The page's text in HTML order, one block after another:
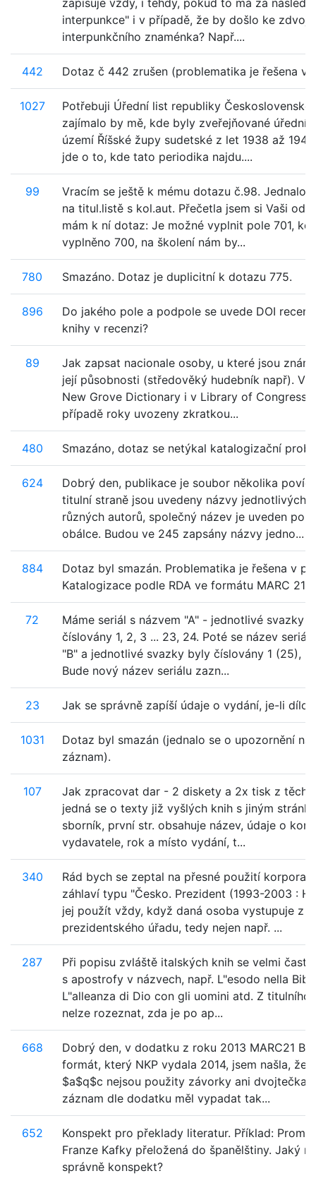
zapisuje vždy, i tehdy, pokud to má za
interpunkce" i v případě, že by došlo ke
interpunkčního znaménka? Např....
442 Dotaz č 442 zrušen (problematika je řešena v
1027
Potřebuji Úřední list republiky Československé
zajímalo by mě, kde byly zveřejňované úřední
území Říšské župy sudetské z let 1938 až
jde o to, kde tato periodika najdu....
99
Vracím se ještě k mému dotazu č.98. Jednalo
na titul.listě s kol.aut. Přečetla jsem si Vaši
mám k ní dotaz: Je možné vyplnit pole 701,
vyplněno 700, na školení nám by...
780 Smazáno. Dotaz je duplicitní k dotazu 775.
896
Do jakého pole a podpole se uvede DOI
knihy v recenzi?
89
Jak zapsat nacionale osoby, u které jsou
její působnosti (středověký hudebník např). V
New Grove Dictionary i v Library of Congress
případě roky uvozeny zkratkou...
480 Smazáno, dotaz se netýkal katalogizační
624
Dobrý den, publikace je soubor několika
titulní straně jsou uvedeny názvy jednotlivých
různých autorů, společný název je uveden
obálce. Budou ve 245 zapsány názvy jedno...
884
Dotaz byl smazán. Problematika je řešena v
Katalogizace podle RDA ve formátu MARC 21.
72
Máme seriál s názvem "A" - jednotlivé svazky
číslovány 1, 2, 3 ... 23, 24. Poté se název
"B" a jednotlivé svazky byly číslovány 1 (25), 2
Bude nový název seriálu zazn...
23 Jak se správně zapíší údaje o vydání, je-li dílo
1031
Dotaz byl smazán (jednalo se o upozornění na
záznam).
107
Jak zpracovat dar - 2 diskety a 2x tisk z
jedná se o texty již vyšlých knih s jiným
sborník, první str. obsahuje název, údaje o
vydavatele, rok a místo vydání, t...
340
Rád bych se zeptal na přesné použití
záhlaví typu "Česko. Prezident (1993-2003 :
jej použít vždy, když daná osoba vystupuje z
prezidentského úřadu, tedy nejen např. ...
287
Při popisu zvláště italských knih se velmi
s apostrofy v názvech, např. L"esodo nella
L"alleanza di Dio con gli uomini atd. Z titulního
nelze rozeznat, zda je po ap...
668
Dobrý den, v dodatku z roku 2013 MARC21
formát, který NKP vydala 2014, jsem našla, že
$a$q$c nejsou použity závorky ani dvojtečka,
záznam dle dodatku měl vypadat tak...
652
Konspekt pro překlady literatur. Příklad:
Franze Kafky přeložená do španělštiny. Jaký
správně konspekt?